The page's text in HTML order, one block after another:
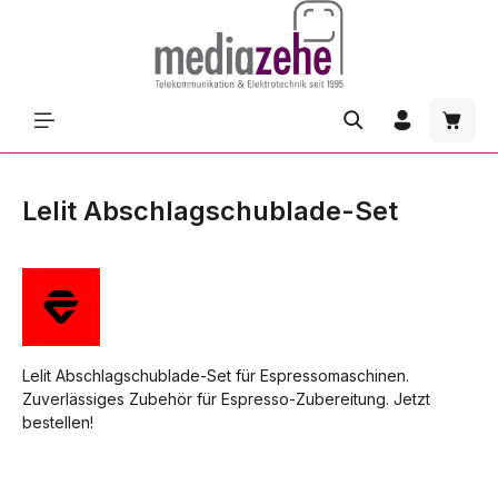
Lelit Abschlagschublade-Set
Lelit Abschlagschublade-Set für Espressomaschinen.
Zuverlässiges Zubehör für Espresso-Zubereitung. Jetzt
bestellen!